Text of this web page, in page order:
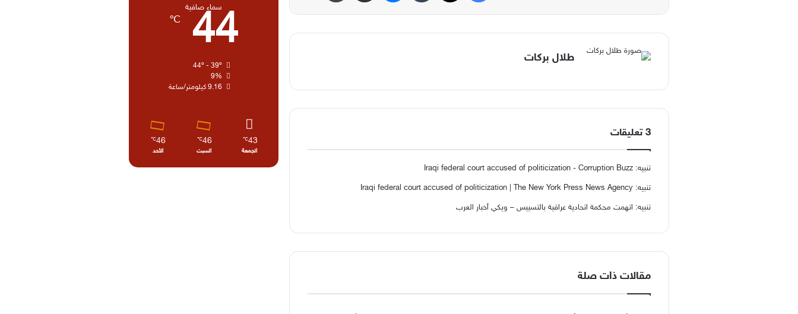
طلال بركات
‫3 تعليقات
تنبيه: Iraqi federal court accused of politicization - Corruption Buzz
تنبيه: Iraqi federal court accused of politicization | The New York Press News Agency
تنبيه: اتهمت محكمة اتحادية عراقية بالتسييس – ويكي أخبار العرب
مقالات ذات صلة
سماء صافية
44
℃
44º - 39º
9%
9.16 كيلومتر/ساعة
43
℃
الجمعة
46
℃
السبت
46
℃
الأحد